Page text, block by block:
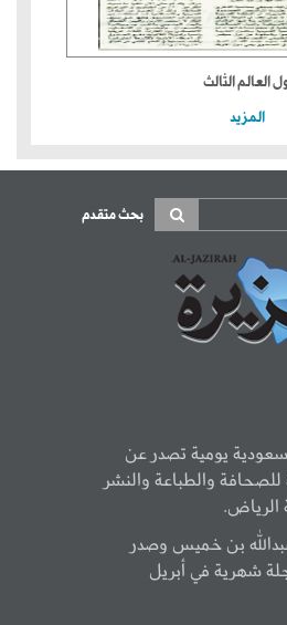
العالم الثالث
المزيد
بحث متقدم
يومية تصدر عن
والطباعة والنشر
الرياض.
بن خميس وصدر
شهرية في أبريل